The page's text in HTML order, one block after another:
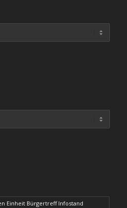
Einheit Bürgertreff Infostand